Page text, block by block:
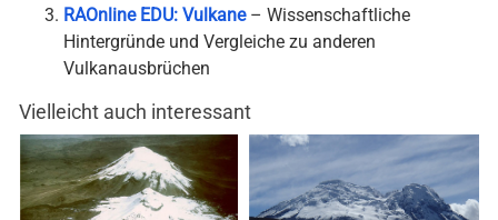
RAOnline EDU: Vulkane– Wissenschaftliche
Hintergründe und Vergleiche zu anderen
Vulkanausbrüchen
Vielleicht auch interessant